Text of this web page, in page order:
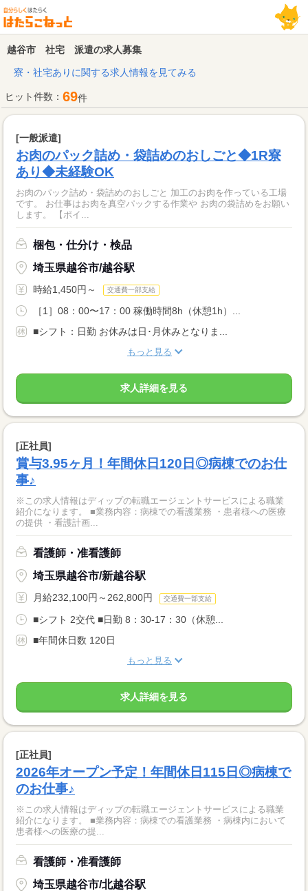
越谷市 社宅 派遣の求人募集
寮・社宅ありに関する求人情報を見てみる
ヒット件数： 69件
[一般派遣]
お肉のパック詰め・袋詰めのおしごと◆1R寮
あり◆未経験OK
お肉のパック詰め・袋詰めのおしごと 加工のお肉を作っている工場
です。 お仕事はお肉を真空パックする作業や お肉の袋詰めをお願い
します。 【ポイ...
梱包・仕分け・検品
埼玉県越谷市/越谷駅
時給1,450円～ 交通費一部支給
［1］08：00〜17：00 稼働時間8h（休憩1h）...
■シフト：日勤 お休みは日･月休みとなりま...
もっと見る
求人詳細を見る
[正社員]
賞与3.95ヶ月！年間休日120日◎病棟でのお仕
事♪
※この求人情報はディップの転職エージェントサービスによる職業
紹介になります。 ■業務内容：病棟での看護業務 ・患者様への医療
の提供 ・看護計画...
看護師・准看護師
埼玉県越谷市/新越谷駅
月給232,100円～262,800円 交通費一部支給
■シフト 2交代 ■日勤 8：30-17：30（休憩...
■年間休日数 120日
もっと見る
求人詳細を見る
[正社員]
2026年オープン予定！年間休日115日◎病棟で
のお仕事♪
※この求人情報はディップの転職エージェントサービスによる職業
紹介になります。 ■業務内容：病棟での看護業務 ・病棟内において
患者様への医療の提...
看護師・准看護師
埼玉県越谷市/北越谷駅